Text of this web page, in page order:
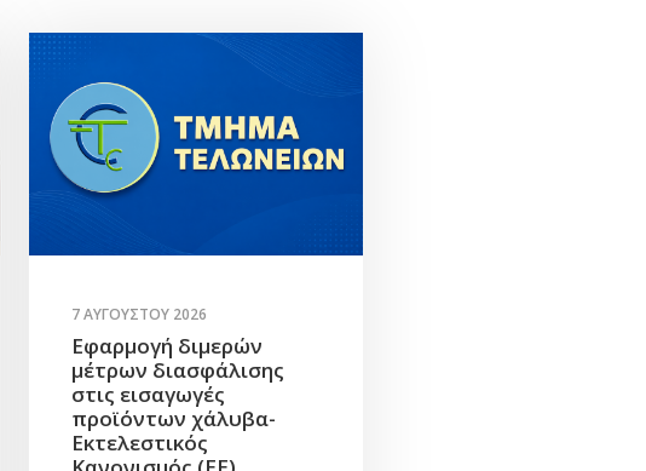
7 ΑΥΓΟΎΣΤΟΥ 2026
Εφαρμογή διμερών
μέτρων διασφάλισης
στις εισαγωγές
προϊόντων χάλυβα-
Εκτελεστικός